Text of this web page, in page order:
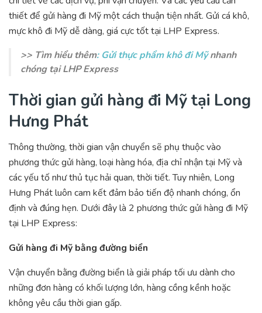
thiết để gửi hàng đi Mỹ một cách thuận tiện nhất. Gửi cá khô,
mực khô đi Mỹ dễ dàng, giá cực tốt tại LHP Express.
>> Tìm hiểu thêm: Gửi thực phẩm khô đi Mỹnhanh
chóng tại LHP Express
Thời gian gửi hàng đi Mỹ tại Long
Hưng Phát
Thông thường, thời gian vận chuyển sẽ phụ thuộc vào
phương thức gửi hàng, loại hàng hóa, địa chỉ nhận tại Mỹ và
các yếu tố như thủ tục hải quan, thời tiết. Tuy nhiên, Long
Hưng Phát luôn cam kết đảm bảo tiến độ nhanh chóng, ổn
định và đúng hẹn. Dưới đây là 2 phương thức gửi hàng đi Mỹ
tại LHP Express:
Gửi hàng đi Mỹ bằng đường biển
Vận chuyển bằng đường biển là giải pháp tối ưu dành cho
những đơn hàng có khối lượng lớn, hàng cồng kềnh hoặc
không yêu cầu thời gian gấp.